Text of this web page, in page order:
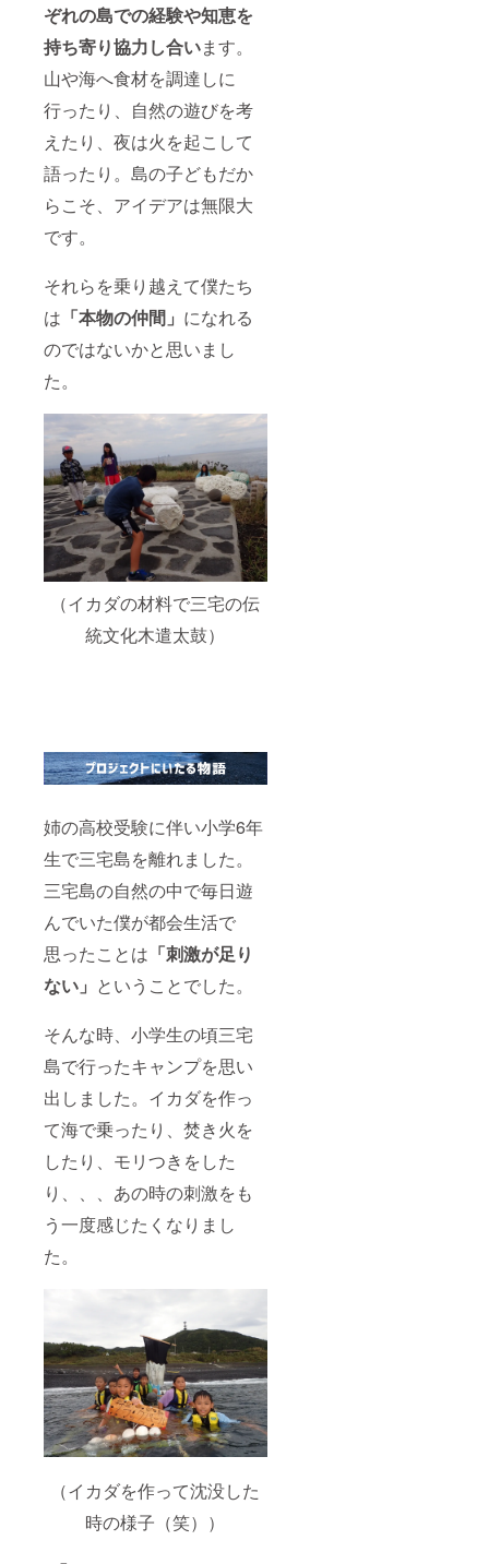
ぞれの島での経験や知恵を
持ち寄り協力し合います。
山や海へ食材を調達しに
行ったり、自然の遊びを考
えたり、夜は火を起こして
語ったり。島の子どもだか
らこそ、アイデアは無限大
です。
それらを乗り越えて僕たち
は 「本物の仲間」 になれる
のではないかと思いまし
た。
（イカダの材料で三宅の伝
統文化木遣太鼓）
姉の高校受験に伴い小学6年
生で三宅島を離れました。
三宅島の自然の中で毎日遊
んでいた僕が都会生活で
思ったことは 「刺激が足り
ない」 ということでした。
そんな時、小学生の頃三宅
島で行ったキャンプを思い
出しました。イカダを作っ
て海で乗ったり、焚き火を
したり、モリつきをした
り、、、あの時の刺激をも
う一度感じたくなりまし
た。
（イカダを作って沈没した
時の様子（笑））